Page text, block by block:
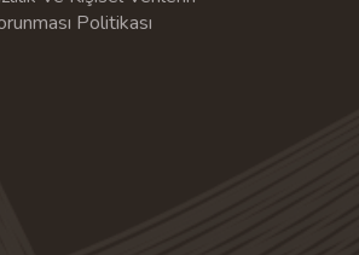
Politikası